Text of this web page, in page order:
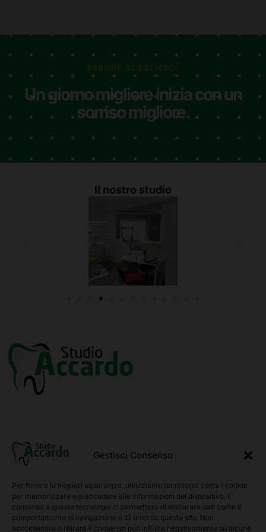
Gestisci Consenso
Per fornire le migliori esperienze, utilizziamo tecnologie come i cookie
per memorizzare e/o accedere alle informazioni del dispositivo. Il
consenso a queste tecnologie ci permetterà di elaborare dati come il
comportamento di navigazione o ID unici su questo sito. Non
acconsentire o ritirare il consenso può influire negativamente su alcune
PERCHÉ SCEGLIERCI
Un giorno migliore inizia con un
sorriso migliore.
Il nostro studio
Azienda
Team
Sedi